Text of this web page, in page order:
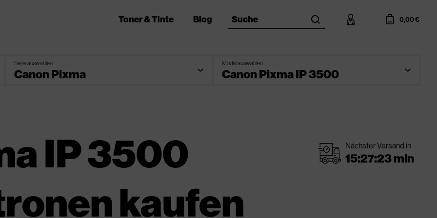
Toner & Tinte Blog Suche search account cart 0,00 €
Serie auswählen Model auswählen
IP 3500
kaufen
shipping Nächster Versand in